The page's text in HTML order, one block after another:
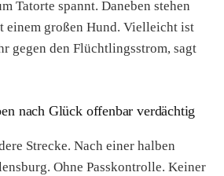
Tatorte spannt. Daneben stehen
einem großen Hund. Vielleicht ist
gegen den Flüchtlingsstrom, sagt
nach Glück offenbar verdächtig
Strecke. Nach einer halben
Ohne Passkontrolle. Keiner